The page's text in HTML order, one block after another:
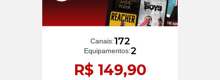
Canais:172
Equipamentos:2
R$ 149,90